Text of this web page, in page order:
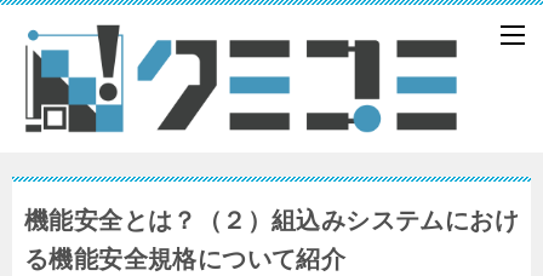
機能安全とは？（２）組込みシステムにおけ
る機能安全規格について紹介